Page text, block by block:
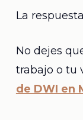
La
No dejes
trabajo o tu
de DWI en